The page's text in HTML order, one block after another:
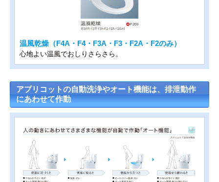
温風乾燥（F4A・F4・F3A・F3・F2A・F2のみ）
心地よい温風でおしりさらさら。
アプリコットの自動洗浄やオート機能は、排泄動作
にあわせて作動